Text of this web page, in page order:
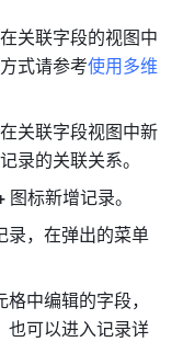
关联字段的视图中
式请参考使用多维
关联字段视图中新
录的关联关系。
图标新增记录。
录，在弹出的菜单
中编辑的字段，
也可以进入记录详